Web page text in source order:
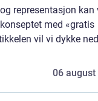
representasjon
med «gratis
vil vi dykke
06 august